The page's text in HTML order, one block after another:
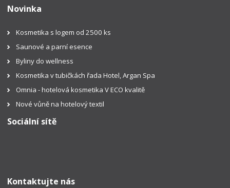
Novinka
Kosmetika s logem od 2500 ks
Saunové a parní esence
Byliny do wellness
Kosmetika v tubičkách řada Hotel, Argan Spa
Omnia - hotelová kosmetika V ECO kvalitě
Nové vůně na hotelový textil
Sociální sítě
Kontaktujte nás